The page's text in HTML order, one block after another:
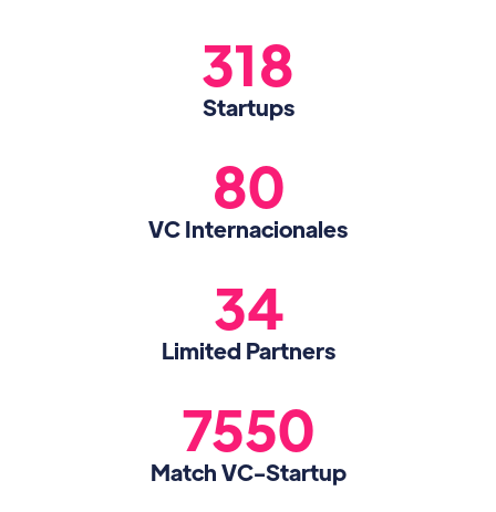
318
Startups
80
VC Internacionales
34
Limited Partners
7550
Match VC-Startup